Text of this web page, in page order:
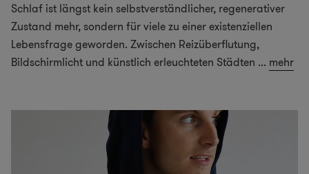
Schlaf ist längst kein selbstverständlicher, regenerativer
Zustand mehr, sondern für viele zu einer existenziellen
Lebensfrage geworden. Zwischen Reizüberflutung,
Bildschirmlicht und künstlich erleuchteten Städten ... mehr